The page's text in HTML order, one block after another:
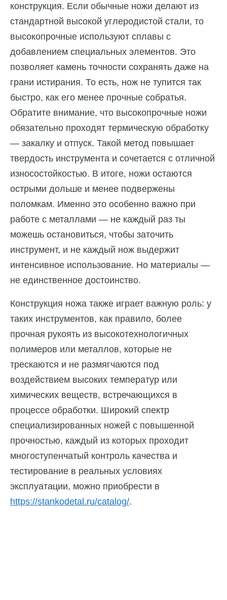
конструкция. Если обычные ножи делают из
стандартной высокой углеродистой стали, то
высокопрочные используют сплавы с
добавлением специальных элементов. Это
позволяет камень точности сохранять даже на
грани истирания. То есть, нож не тупится так
быстро, как его менее прочные собратья.
Обратите внимание, что высокопрочные ножи
обязательно проходят термическую обработку
— закалку и отпуск. Такой метод повышает
твердость инструмента и сочетается с отличной
износостойкостью. В итоге, ножи остаются
острыми дольше и менее подвержены
поломкам. Именно это особенно важно при
работе с металлами — не каждый раз ты
можешь остановиться, чтобы заточить
инструмент, и не каждый нож выдержит
интенсивное использование. Но материалы —
не единственное достоинство.
Конструкция ножа также играет важную роль: у
таких инструментов, как правило, более
прочная рукоять из высокотехнологичных
полимеров или металлов, которые не
трескаются и не размягчаются под
воздействием высоких температур или
химических веществ, встречающихся в
процессе обработки. Широкий спектр
специализированных ножей с повышенной
прочностью, каждый из которых проходит
многоступенчатый контроль качества и
тестирование в реальных условиях
эксплуатации, можно приобрести в
https://stankodetal.ru/catalog/.